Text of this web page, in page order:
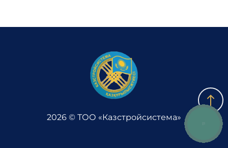
Версия для слабовидящих
2026 © ТОО «Казстройсистема»